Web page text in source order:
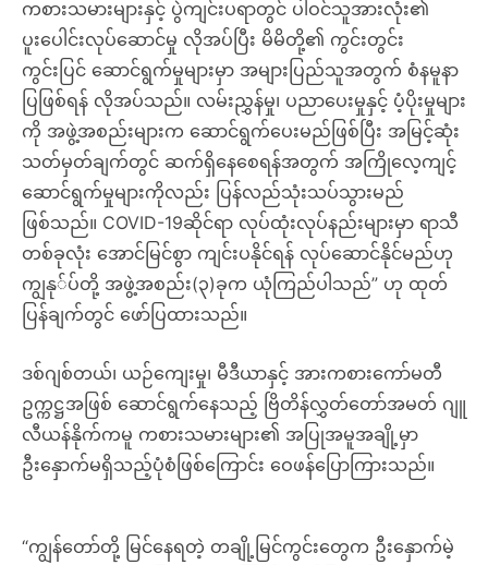
ကစားသမားများနှင့် ပွဲကျင်းပရာတွင် ပါဝင်သူအားလုံး၏
ပူးပေါင်းလုပ်ဆောင်မှု လိုအပ်ပြီး မိမိတို့၏ ကွင်းတွင်း
ကွင်းပြင် ဆောင်ရွက်မှုများမှာ အများပြည်သူအတွက် စံနမူနာ
ပြဖြစ်ရန် လိုအပ်သည်။ လမ်းညွှန်မှု၊ ပညာပေးမှုနှင့် ပံ့ပိုးမှုများ
ကို အဖွဲ့အစည်းများက ဆောင်ရွက်ပေးမည်ဖြစ်ပြီး အမြင့်ဆုံး
သတ်မှတ်ချက်တွင် ဆက်ရှိနေစေရန်အတွက် အကြိုလေ့ကျင့်
ဆောင်ရွက်မှုများကိုလည်း ပြန်လည်သုံးသပ်သွားမည်
ဖြစ်သည်။ COVID-19ဆိုင်ရာ လုပ်ထုံးလုပ်နည်းများမှာ ရာသီ
တစ်ခုလုံး အောင်မြင်စွာ ကျင်းပနိုင်ရန် လုပ်ဆောင်နိုင်မည်ဟု
ကျွနု်ပ်တို့ အဖွဲ့အစည်း(၃)ခုက ယုံကြည်ပါသည်” ဟု ထုတ်
ပြန်ချက်တွင် ဖော်ပြထားသည်။
ဒစ်ဂျစ်တယ်၊ ယဉ်ကျေးမှု၊ မီဒီယာနှင့် အားကစားကော်မတီ
ဥက္ကဋ္ဌအဖြစ် ဆောင်ရွက်နေသည့် ဗြိတိန်လွှတ်တော်အမတ် ဂျူ
လီယန်နိုက်ကမူ ကစားသမားများ၏ အပြုအမူအချို့မှာ
ဦးနှောက်မရှိသည့်ပုံစံဖြစ်ကြောင်း ဝေဖန်ပြောကြားသည်။
“ကျွန်တော်တို့ မြင်နေရတဲ့ တချို့မြင်ကွင်းတွေက ဦးနှောက်မဲ့